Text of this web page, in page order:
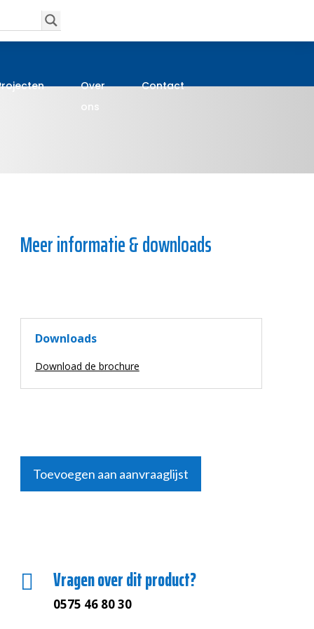
Over
ons
Contact
Meer informatie & downloads
Downloads
Download de brochure
Toevoegen aan aanvraaglijst
 Vragen over dit product?
0575 46 80 30